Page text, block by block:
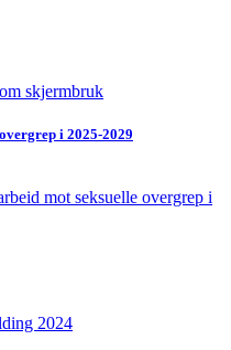
skjermbruk
i 2025-2029
mot seksuelle overgrep i
2024